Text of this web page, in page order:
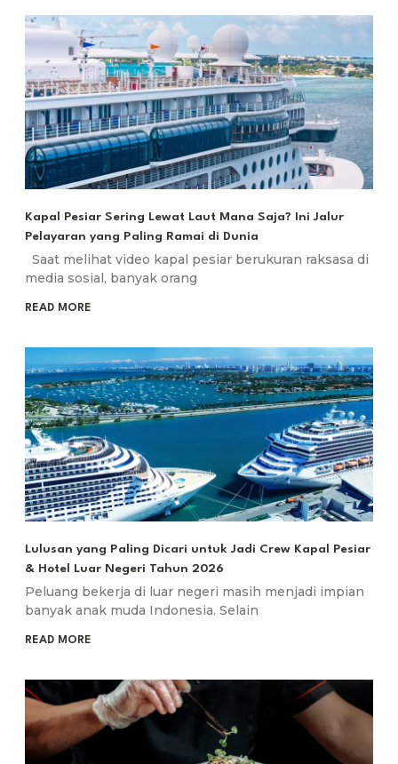
Kapal Pesiar Sering Lewat Laut Mana Saja? Ini Jalur
Pelayaran yang Paling Ramai di Dunia
Saat melihat video kapal pesiar berukuran raksasa di
media sosial, banyak orang
READ MORE
Lulusan yang Paling Dicari untuk Jadi Crew Kapal Pesiar
& Hotel Luar Negeri Tahun 2026
Peluang bekerja di luar negeri masih menjadi impian
banyak anak muda Indonesia. Selain
READ MORE